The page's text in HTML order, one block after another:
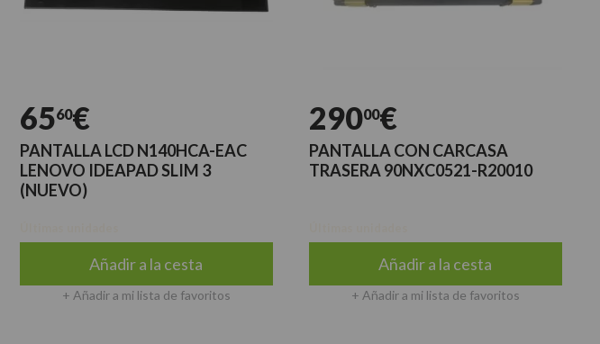
6560€
PANTALLA LCD N140HCA-EAC
LENOVO IDEAPAD SLIM 3
(NUEVO)
Añadir a la cesta
+ Añadir a mi lista de favoritos
29000€
PANTALLA CON CARCASA
TRASERA 90NXC0521-R20010
Añadir a la cesta
+ Añadir a mi lista de favoritos